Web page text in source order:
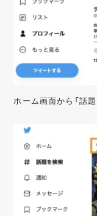
ホーム画面から「話